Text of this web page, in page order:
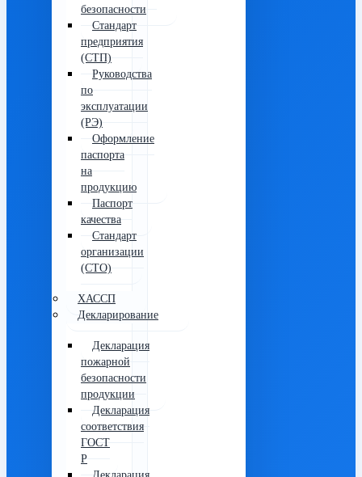
безопасности
Стандарт
предприятия
(СТП)
Руководства
по
эксплуатации
(РЭ)
Оформление
паспорта
на
продукцию
Паспорт
качества
Стандарт
организации
(СТО)
ХАССП
Декларирование
Декларация
пожарной
безопасности
продукции
Декларация
соответствия
ГОСТ
Р